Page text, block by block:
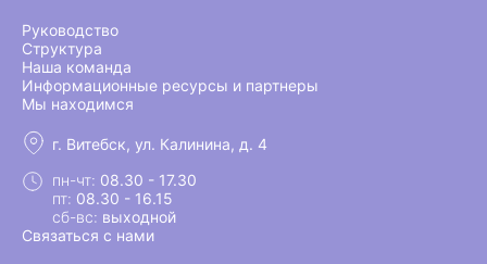
Руководство
Структура
Наша команда
Информационные ресурсы и партнеры
Мы находимся
г. Витебск, ул. Калинина, д. 4
пн-чт: 08.30 - 17.30
пт: 08.30 - 16.15
сб-вс: выходной
Связаться с нами